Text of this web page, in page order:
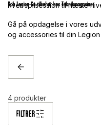
hver spilsession til næste
Køb Legion Go tilbehør hos Teknikmagasinet
Gå på opdagelse i vores
og accessories til din
gamingoplevelsen, er
alle gamere. Gør din
TILBAGE
FILTRER
4 produkter